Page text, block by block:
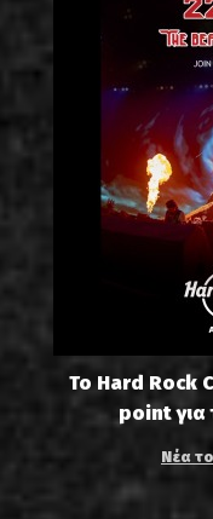
Το Hard Rock
point για
Νέα